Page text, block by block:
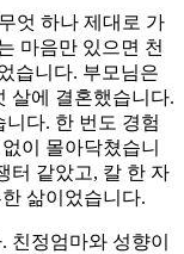
엇 하나 제대로 가
마음만 있으면 천
습니다. 부모님은
살에 결혼했습니다.
다. 한 번도 경험
이 몰아닥쳤습니
터 같았고, 칼 한 자
삶이었습니다.
친정엄마와 성향이